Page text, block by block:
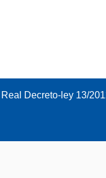
Decreto-ley 13/